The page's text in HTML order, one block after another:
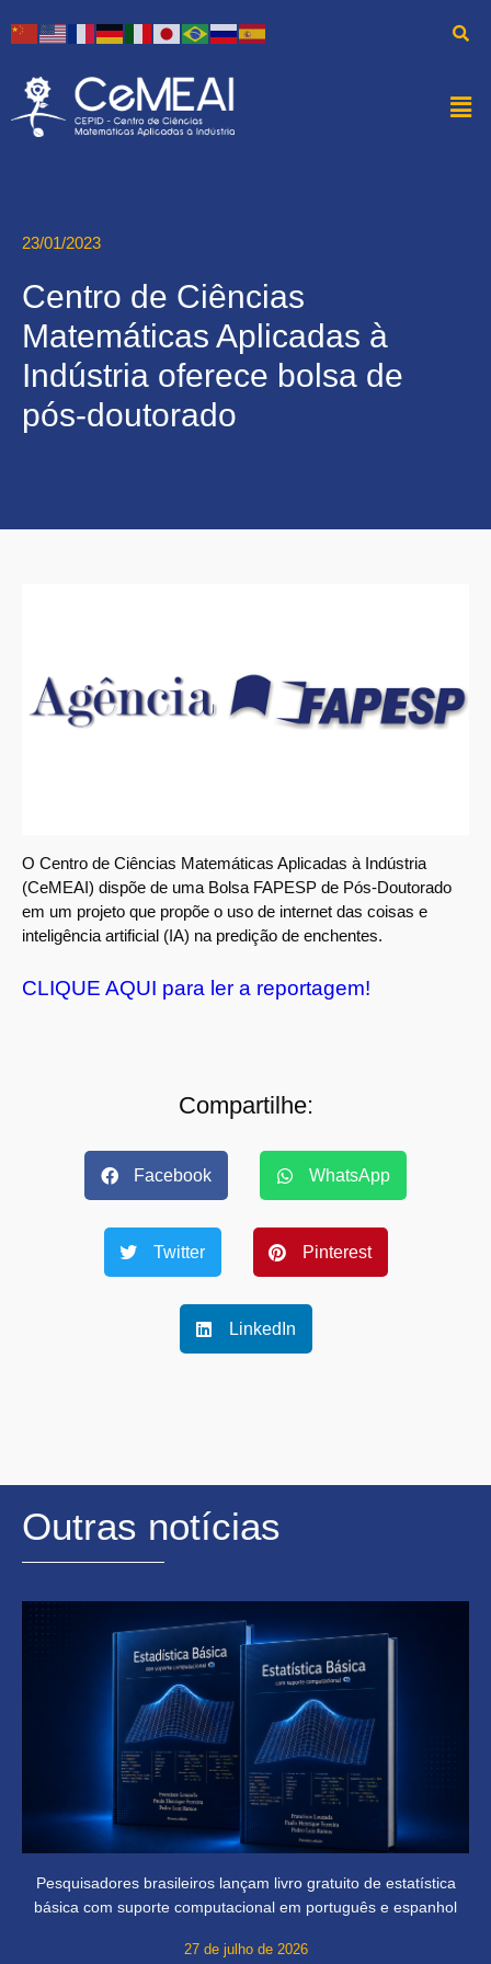
23/01/2023
Centro de Ciências
Matemáticas Aplicadas à
Indústria oferece bolsa de
pós-doutorado
O Centro de Ciências Matemáticas Aplicadas à Indústria
(CeMEAI) dispõe de uma Bolsa FAPESP de Pós-Doutorado
em um projeto que propõe o uso de internet das coisas e
inteligência artificial (IA) na predição de enchentes.
CLIQUE AQUI para ler a reportagem!
Compartilhe:
Facebook WhatsApp
Twitter Pinterest
LinkedIn
Outras notícias
Pesquisadores brasileiros lançam livro gratuito de estatística
básica com suporte computacional em português e espanhol
27 de julho de 2026